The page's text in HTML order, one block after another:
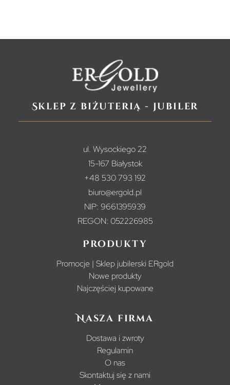
Sklep z biżuterią - jubiler
ul. Wysockiego 22
15-167 Białystok
+48 530 793 192
biuro@ergold.pl
NIP: 9661395939
REGON: 052226985
Produkty
Promocje | Sklep jubilerski ERgold
Nowe produkty
Najczęściej kupowane
Nasza firma
Dostawa i zwroty
Regulamin
O nas
Skontaktuj się z nami